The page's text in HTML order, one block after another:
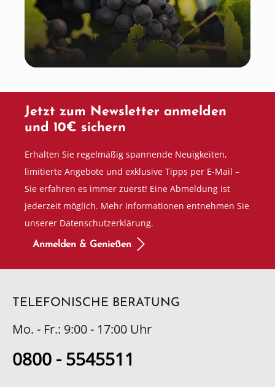
Wein aus der Pfalz
Jetzt zum Newsletter anmelden
und 10€ sichern
Erhalten Sie regelmäßig spannende Neuigkeiten,
limitierte Angebote und exklusive Tipps per E-Mail –
Sie erfahren es immer zuerst! Eine Abmeldung ist
jederzeit möglich. Mehr Informationen entnehmen Sie
unserer Datenschutzerklärung.
Anmelden & Genießen
TELEFONISCHE BERATUNG
Mo. - Fr.: 9:00 - 17:00 Uhr
0800 - 5545511